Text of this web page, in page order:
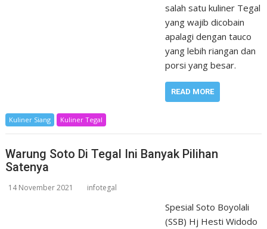
salah satu kuliner Tegal
yang wajib dicobain
apalagi dengan tauco
yang lebih riangan dan
porsi yang besar.
READ MORE
Kuliner Siang Kuliner Tegal
Warung Soto Di Tegal Ini Banyak Pilihan
Satenya
14 November 2021 infotegal
Spesial Soto Boyolali
(SSB) Hj Hesti Widodo